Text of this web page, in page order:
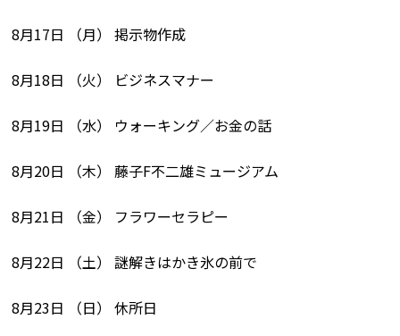
8月17日 （月） 掲示物作成
8月18日 （火） ビジネスマナー
8月19日 （水） ウォーキング／お金の話
8月20日 （木） 藤子F不二雄ミュージアム
8月21日 （金） フラワーセラピー
8月22日 （土） 謎解きはかき氷の前で
8月23日 （日） 休所日